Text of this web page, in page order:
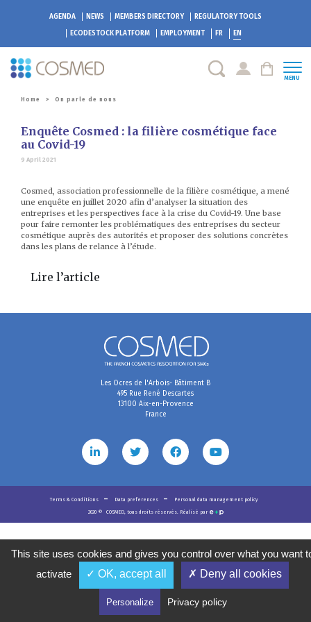
AGENDA NEWS MEMBERS DIRECTORY
REGULATORY TOOLS
ECODESTOCK PLATFORM EMPLOYMENT FR EN
MENU
Home > On parle de nous
Enquête Cosmed : la filière cosmétique face
au Covid-19
9 April 2021
Cosmed, association professionnelle de la filière cosmétique, a mené
une enquête en juillet 2020 afin d’analyser la situation des
entreprises et les perspectives face à la crise du Covid-19. Une base
pour faire remonter les problématiques des entreprises du secteur
cosmétique auprès des autorités et proposer des solutions concrètes
dans les plans de relance à l’étude.
Lire l’article
Les Ocres de l'Arbois- Bâtiment B
495 Rue René Descartes
13100 Aix-en-Provence
France
Terms & Conditions Data preferences
Personal data management policy
2020 © COSMED, tous droits réservés. Réalisé par
This site uses cookies and gives you control over what you want
activate
✓ OK, accept all ✗ Deny all cookies
Personalize Privacy policy